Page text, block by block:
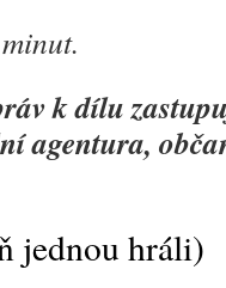
k dílu
agentura,
jednou hráli)